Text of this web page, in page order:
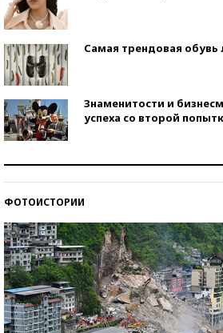
Самая трендовая обувь
Знаменитости и
успеха со второй
ФОТОИСТОРИИ